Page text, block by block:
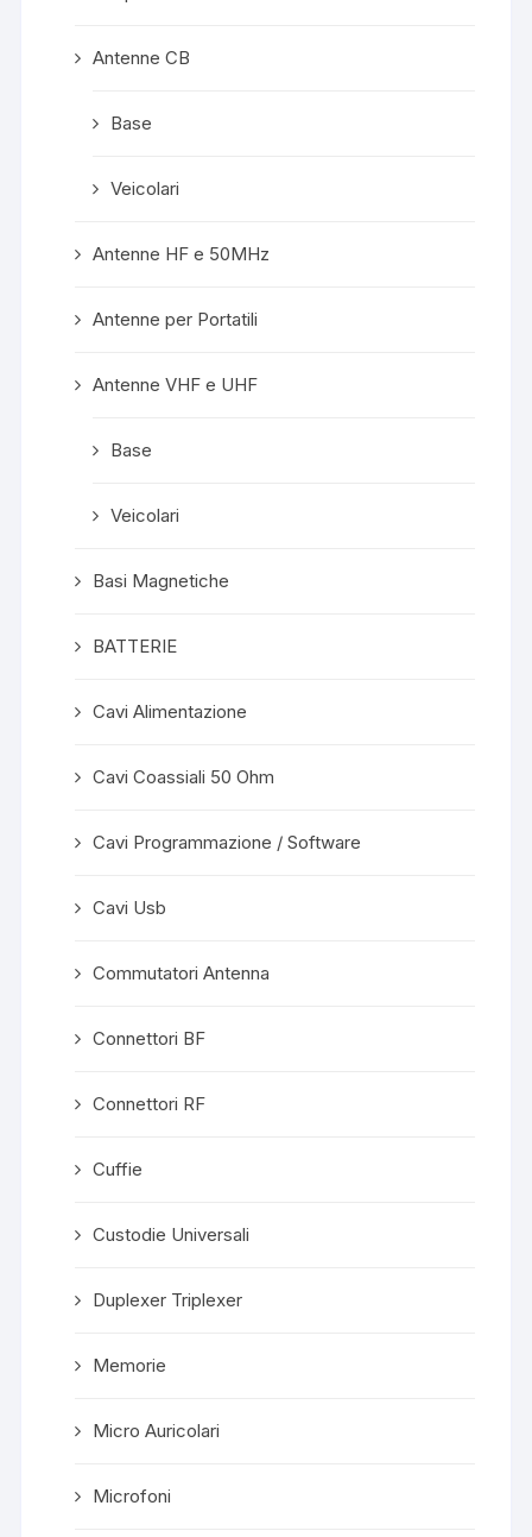
Antenne CB
Base
Veicolari
Antenne HF e 50MHz
Antenne per Portatili
Antenne VHF e UHF
Base
Veicolari
Basi Magnetiche
BATTERIE
Cavi Alimentazione
Cavi Coassiali 50 Ohm
Cavi Programmazione / Software
Cavi Usb
Commutatori Antenna
Connettori BF
Connettori RF
Cuffie
Custodie Universali
Duplexer Triplexer
Memorie
Micro Auricolari
Microfoni